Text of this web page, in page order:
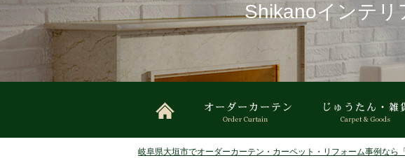
Shikanoインテリ
岐阜県大垣市でオーダーカーテン・カーペット・リフォーム事例なら